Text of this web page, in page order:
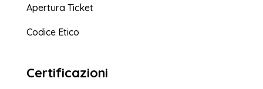
Apertura Ticket
Codice Etico
Certificazioni